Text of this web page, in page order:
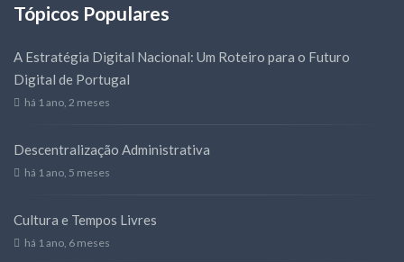
Tópicos Populares
A Estratégia Digital Nacional: Um Roteiro para o Futuro
Digital de Portugal
há 1 ano, 2 meses
Descentralização Administrativa
há 1 ano, 5 meses
Cultura e Tempos Livres
há 1 ano, 6 meses